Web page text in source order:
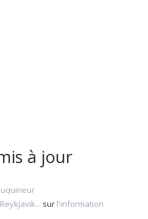
à jour
sur l'information